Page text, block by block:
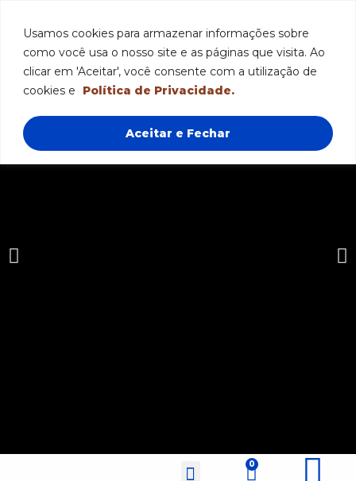
Usamos cookies para armazenar informações sobre
como você usa o nosso site e as páginas que visita. Ao
clicar em 'Aceitar', você consente com a utilização de
cookies e
Política de Privacidade.
Aceitar e Fechar